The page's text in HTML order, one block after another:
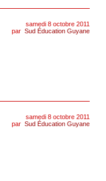
samedi 8 octobre 2011
par Sud Éducation Guyane
samedi 8 octobre 2011
par Sud Éducation Guyane